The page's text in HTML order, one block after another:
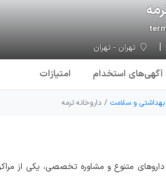
تهران - تهران
آگهی‌های استخدام امتیازات
بهداشتی و سلامت داروخانه ترمه
داروهای متنوع و مشاوره تخصصی، یکی از